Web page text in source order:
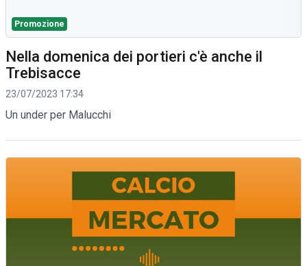
Promozione
Nella domenica dei portieri c'è anche il
Trebisacce
23/07/2023 17:34
Un under per Malucchi